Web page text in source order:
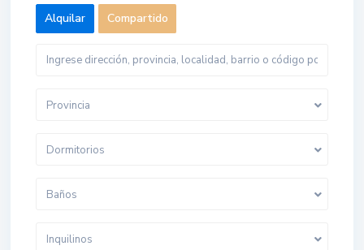
Alquilar Compartido
Provincia
Dormitorios
Baños
Inquilinos